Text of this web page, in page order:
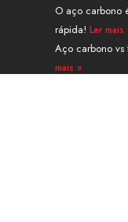
O aço carbono
rápida! Ler mais
Aço carbono
mais »